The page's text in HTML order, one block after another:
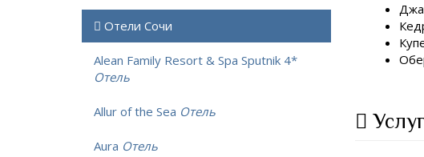
Отели Сочи
Alean Family Resort & Spa Sputnik 4*
Отель
Allur of the Sea Отель
Aura Отель